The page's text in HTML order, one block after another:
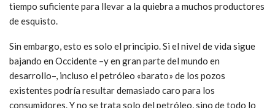
tiempo suficiente para llevar a la quiebra a muchos productores
de esquisto.
Sin embargo, esto es solo el principio. Si el nivel de vida sigue
bajando en Occidente –y en gran parte del mundo en
desarrollo–, incluso el petróleo «barato» de los pozos
existentes podría resultar demasiado caro para los
consumidores. Y no se trata solo del petróleo, sino de todo lo